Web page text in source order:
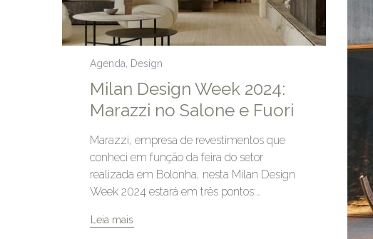
Agenda Design
Milan Design Week 2024:
Marazzi no Salone e Fuori
Marazzi, empresa de revestimentos que
conheci em função da feira do setor
realizada em Bolonha, nesta Milan Design
Week 2024 estará em três pontos:…
Leia mais